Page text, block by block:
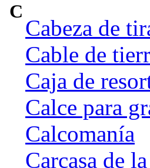
C
Cabeza de
Cable de
Caja de
Calce para
Calcomanía
Carcasa de